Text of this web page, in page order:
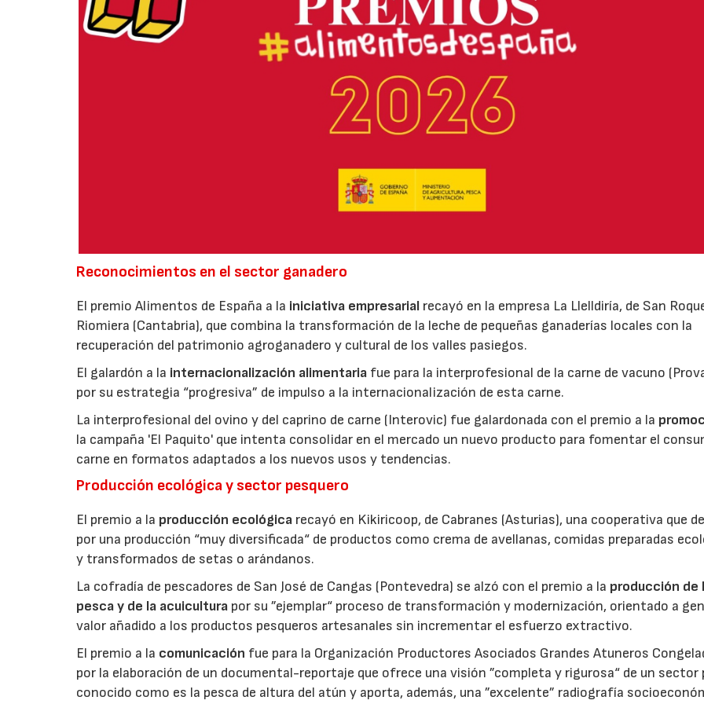
Reconocimientos en el sector ganadero
El premio Alimentos de España a la iniciativa empresarial recayó en la empresa La Llelldiría, de San
Riomiera (Cantabria), que combina la transformación de la leche de pequeñas ganaderías locales con la
recuperación del patrimonio agroganadero y cultural de los valles pasiegos.
El galardón a la internacionalización alimentaria fue para la interprofesional de la carne de vacuno
por su estrategia “progresiva” de impulso a la internacionalización de esta carne.
La interprofesional del ovino y del caprino de carne (Interovic) fue galardonada con el premio a la
la campaña 'El Paquito' que intenta consolidar en el mercado un nuevo producto para fomentar el
carne en formatos adaptados a los nuevos usos y tendencias.
Producción ecológica y sector pesquero
El premio a la producción ecológica recayó en Kikiricoop, de Cabranes (Asturias), una cooperativa que
por una producción “muy diversificada“ de productos como crema de avellanas, comidas preparadas
y transformados de setas o arándanos.
La cofradía de pescadores de San José de Cangas (Pontevedra) se alzó con el premio a la producción de
pesca y de la acuicultura por su ”ejemplar“ proceso de transformación y modernización, orientado a
valor añadido a los productos pesqueros artesanales sin incrementar el esfuerzo extractivo.
El premio a la comunicación fue para la Organización Productores Asociados Grandes Atuneros
por la elaboración de un documental-reportaje que ofrece una visión ”completa y rigurosa“ de un sector
conocido como es la pesca de altura del atún y aporta, además, una ”excelente” radiografía